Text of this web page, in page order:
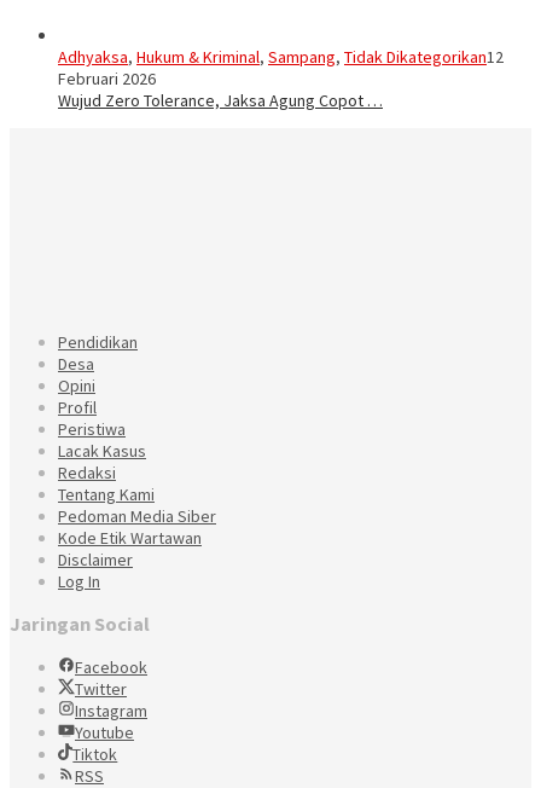
Adhyaksa, Hukum & Kriminal, Sampang, Tidak Dikategorikan12
Februari 2026
Wujud Zero Tolerance, Jaksa Agung Copot …
Pendidikan
Desa
Opini
Profil
Peristiwa
Lacak Kasus
Redaksi
Tentang Kami
Pedoman Media Siber
Kode Etik Wartawan
Disclaimer
Log In
Jaringan Social
Facebook
Twitter
Instagram
Youtube
Tiktok
RSS